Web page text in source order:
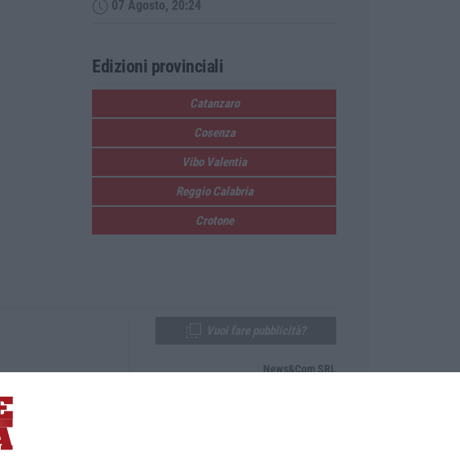
07 Agosto, 20:24
Edizioni provinciali
Catanzaro
Cosenza
Vibo Valentia
Reggio Calabria
Crotone
News&Com SRL